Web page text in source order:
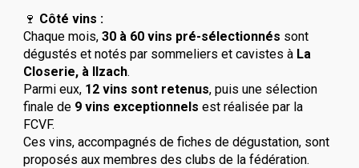
🍷 Côté vins :
Chaque mois,30 à 60 vins pré-sélectionnés sont
dégustés et notés par sommeliers et cavistes à La
Closerie, à Ilzach.
Parmi eux, 12 vins sont retenus, puis une sélection
finale de 9 vins exceptionnels est réalisée par la
FCVF.
Ces vins, accompagnés de fiches de dégustation, sont
proposés aux membres des clubs de la fédération.